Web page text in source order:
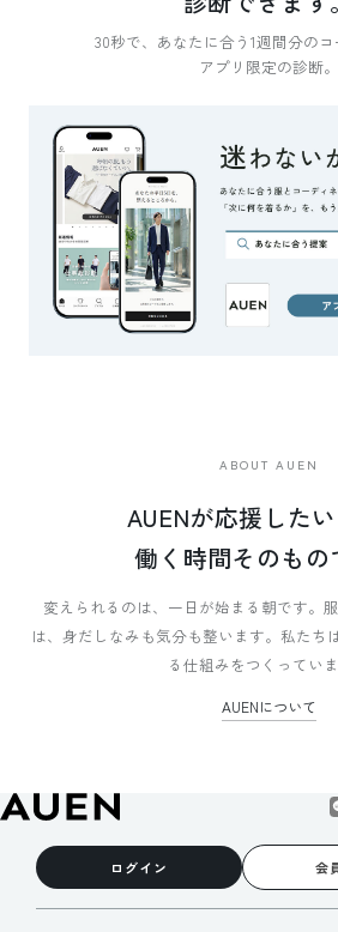
30秒で、あなたに合う1週間分のコ
アプリ限定の診断。
ABOUT AUEN
AUENが応援したい
働く時間そのもの
変えられるのは、一日が始まる朝です。
は、身だしなみも気分も整います。 私たち
る仕組みをつくっていま
AUENについて
ログイン 会